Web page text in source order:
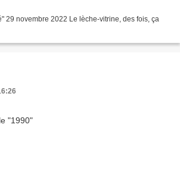
29 novembre 2022 Le lèche-vitrine, des fois, ça